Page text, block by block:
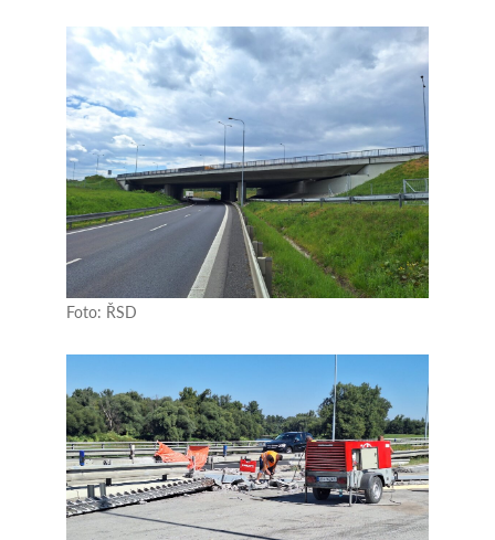
Foto: ŘSD